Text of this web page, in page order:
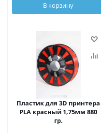
В корзину
Пластик для 3D принтера
PLA красный 1,75мм 880
гр.